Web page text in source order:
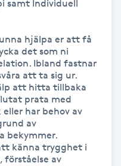
samt Individuell
hjälpa er att få
det som ni
Ibland fastnar
att ta sig ur.
att hitta tillbaka
prata med
har behov av
av
bekymmer.
känna trygghet i
förståelse av